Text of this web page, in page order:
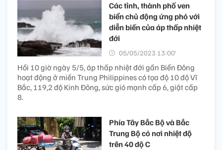
Các tỉnh, thành phố ven
biển chủ động ứng phó với
diễn biến của áp thấp nhiệt
đới
05/05/2023 13:00’
Hồi 10 giờ ngày 5/5, áp thấp nhiệt đới gần Biển Đông
hoạt động ở miền Trung Philippines có tọa độ 10 độ Vĩ
Bắc, 119,2 độ Kinh Đông, sức gió mạnh cấp 6, giật cấp
8.
Phía Tây Bắc Bộ và Bắc
Trung Bộ có nơi nhiệt độ
trên 40 độ C